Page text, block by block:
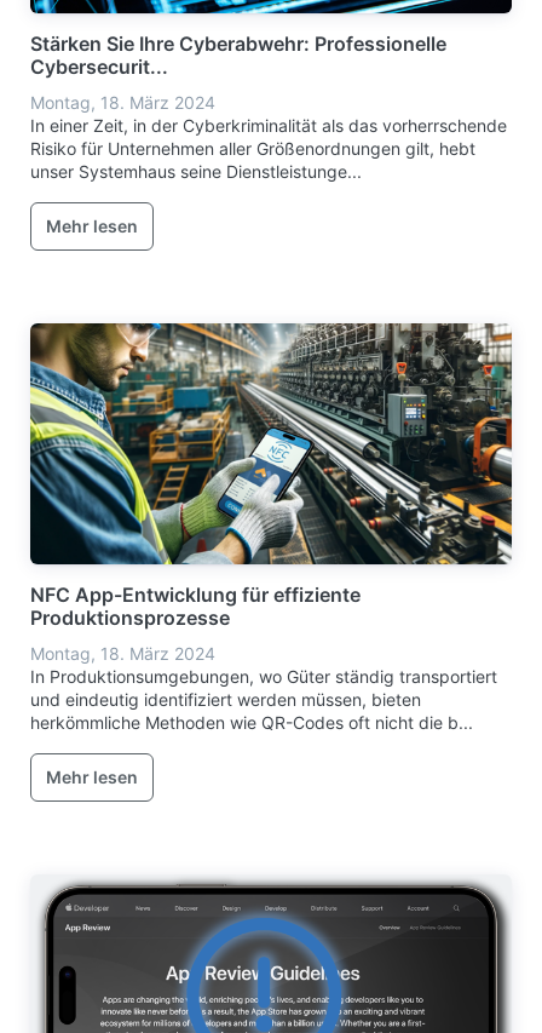
Stärken Sie Ihre Cyberabwehr: Professionelle
Cybersecurit...
Montag, 18. März 2024
In einer Zeit, in der Cyberkriminalität als das vorherrschende
Risiko für Unternehmen aller Größenordnungen gilt, hebt
unser Systemhaus seine Dienstleistunge...
Mehr lesen
NFC App-Entwicklung für effiziente
Produktionsprozesse
Montag, 18. März 2024
In Produktionsumgebungen, wo Güter ständig transportiert
und eindeutig identifiziert werden müssen, bieten
herkömmliche Methoden wie QR-Codes oft nicht die b...
Mehr lesen